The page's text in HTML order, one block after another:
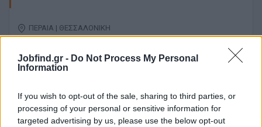
Jobfind.gr - Do Not Process My Personal
Information
If you wish to opt-out of the sale, sharing to third parties, or
processing of your personal or sensitive information for
targeted advertising by us, please use the below opt-out
ΠΕΡΑΙΑ | ΘΕΣΣΑΛΟΝΙΚΗ
Αισθητικός - Πωλήτρια